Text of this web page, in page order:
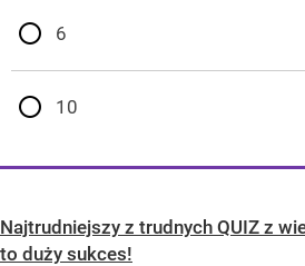
6
10
Najtrudniejszy z trudnych QUIZ z
to duży sukces!